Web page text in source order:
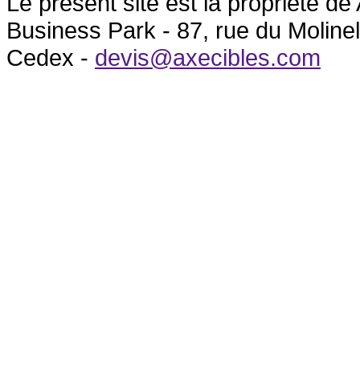
Business Park - 87, rue du
Cedex - devis@axecibles.com